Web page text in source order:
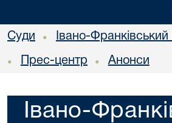
Суди • Івано-
• Прес-центр • Анонси
Івано-